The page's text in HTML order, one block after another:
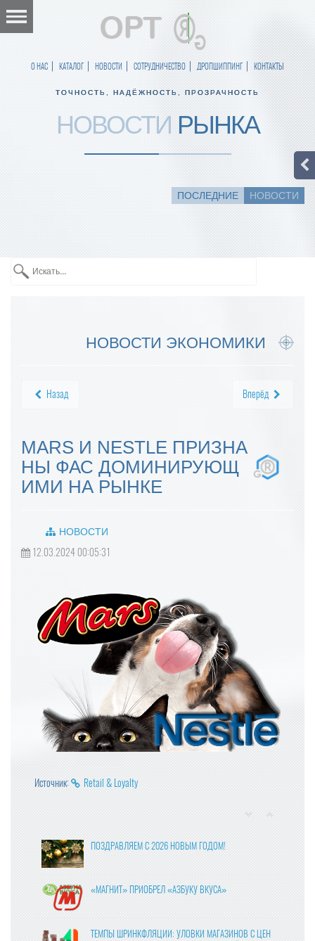
О НАС КАТАЛОГ НОВОСТИ СОТРУДНИЧЕСТВО ДРОПШИППИНГ КОНТАКТЫ
ТОЧНОСТЬ, НАДЁЖНОСТЬ, ПРОЗРАЧНОСТЬ
НОВОСТИ РЫНКА
ПОСЛЕДНИЕ НОВОСТИ
НОВОСТИ ЭКОНОМИКИ
Назад Вперёд
MARS И NESTLE ПРИЗНА
НЫ ФАС ДОМИНИРУЮЩ
ИМИ НА РЫНКЕ
НОВОСТИ
12.03.2024 00:05:31
Источник: Retail & Loyalty
ПОЗДРАВЛЯЕМ С 2026 НОВЫМ ГОДОМ!
«МАГНИТ» ПРИОБРЕЛ «АЗБУКУ ВКУСА»
ТЕМПЫ ШРИНКФЛЯЦИИ: УЛОВКИ МАГАЗИНОВ С ЦЕН